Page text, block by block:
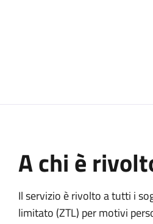
A chi è
Il servizio è rivolto a tutti i
limitato (ZTL) per motivi